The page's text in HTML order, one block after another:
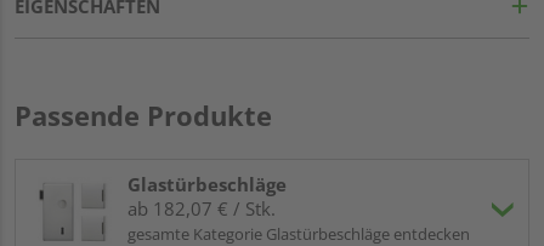
EIGENSCHAFTEN
Passende Produkte
Glastürbeschläge
ab 182,07 € / Stk.
gesamte Kategorie Glastürbeschläge entdecken